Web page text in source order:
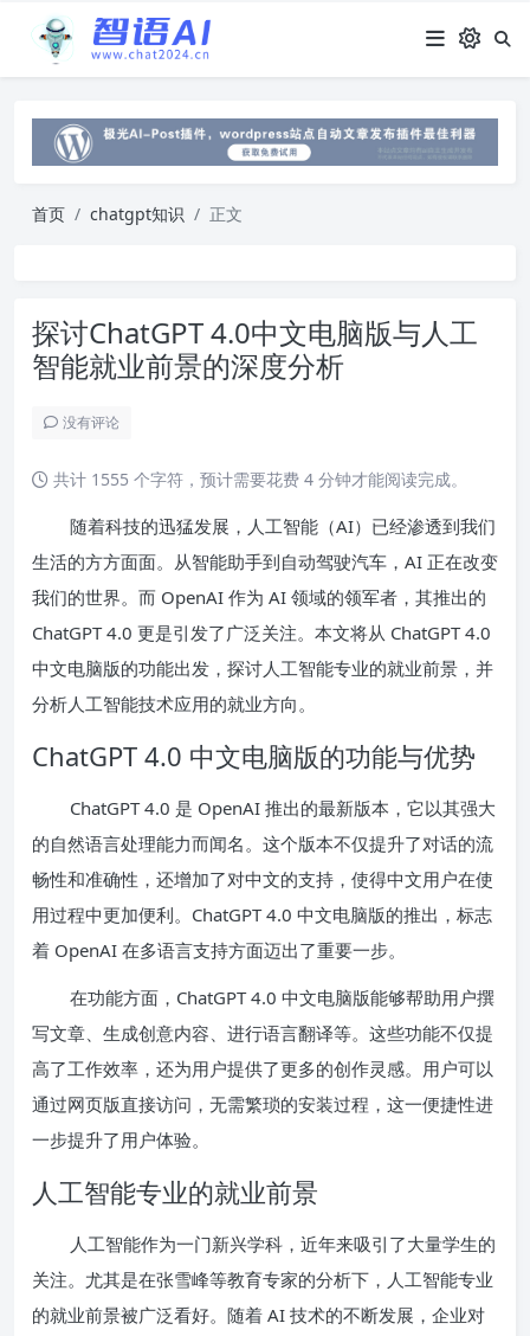
首页 chatgpt知识 正文
探讨ChatGPT 4.0中文电脑版与人工
智能就业前景的深度分析
没有评论
共计 1555 个字符，预计需要花费 4 分钟才能阅读完成。
随着科技的迅猛发展，人工智能（AI）已经渗透到我们
生活的方方面面。从智能助手到自动驾驶汽车，AI 正在改变
我们的世界。而 OpenAI 作为 AI 领域的领军者，其推出的
ChatGPT 4.0 更是引发了广泛关注。本文将从 ChatGPT 4.0
中文电脑版的功能出发，探讨人工智能专业的就业前景，并
分析人工智能技术应用的就业方向。
ChatGPT 4.0 中文电脑版的功能与优势
ChatGPT 4.0 是 OpenAI 推出的最新版本，它以其强大
的自然语言处理能力而闻名。这个版本不仅提升了对话的流
畅性和准确性，还增加了对中文的支持，使得中文用户在使
用过程中更加便利。ChatGPT 4.0 中文电脑版的推出，标志
着 OpenAI 在多语言支持方面迈出了重要一步。
在功能方面，ChatGPT 4.0 中文电脑版能够帮助用户撰
写文章、生成创意内容、进行语言翻译等。这些功能不仅提
高了工作效率，还为用户提供了更多的创作灵感。用户可以
通过网页版直接访问，无需繁琐的安装过程，这一便捷性进
一步提升了用户体验。
人工智能专业的就业前景
人工智能作为一门新兴学科，近年来吸引了大量学生的
关注。尤其是在张雪峰等教育专家的分析下，人工智能专业
的就业前景被广泛看好。随着 AI 技术的不断发展，企业对